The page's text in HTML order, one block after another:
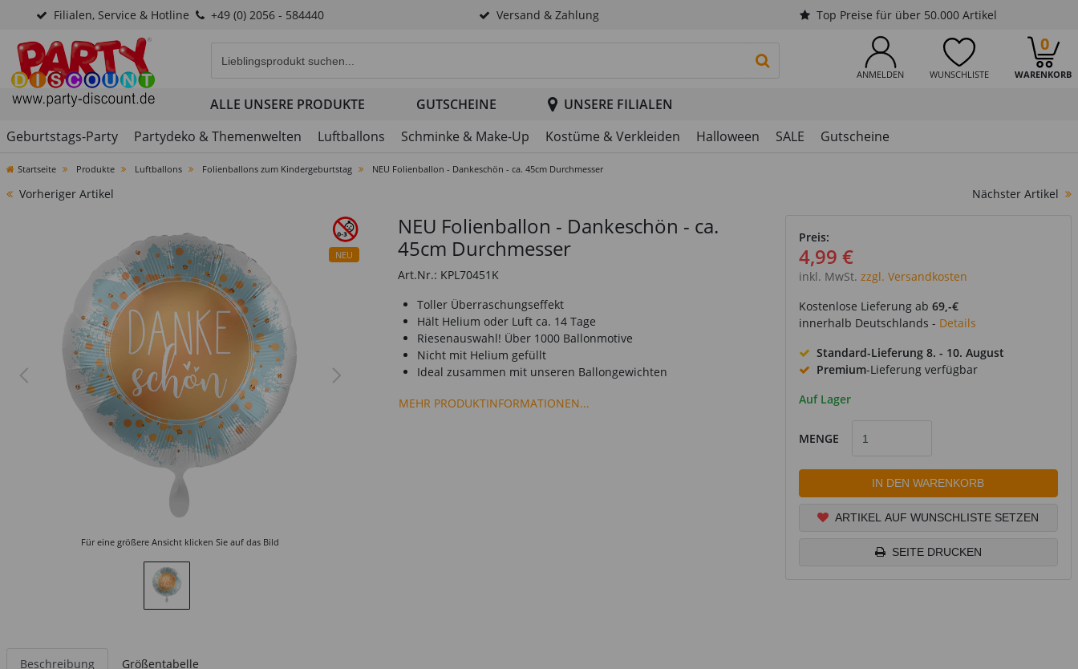
Filialen, Service & Hotline +49 (0) 2056 - 584440 Versand & Zahlung Top Preise für über 50.000 Artikel
ANMELDEN WUNSCHLISTE WARENKORB
0
PRODUKTSUCHE STARTEN
ALLE UNSERE PRODUKTE GUTSCHEINE
UNSERE FILIALEN
Geburtstags-Party
Partydeko & Themenwelten Luftballons Schminke & Make-Up Kostüme & Verkleiden Halloween SALE Gutscheine
Startseite Produkte Luftballons Folienballons zum Kindergeburtstag NEU Folienballon - Dankeschön - ca. 45cm Durchmesser
Vorheriger Artikel Nächster Artikel
NEU
Für eine größere Ansicht klicken Sie auf das Bild
NEU Folienballon - Dankeschön - ca.
45cm Durchmesser
Art.Nr.: KPL70451K
Toller Überraschungseffekt
Hält Helium oder Luft ca. 14 Tage
Riesenauswahl! Über 1000 Ballonmotive
Nicht mit Helium gefüllt
Ideal zusammen mit unseren Ballongewichten
MEHR PRODUKTINFORMATIONEN...
Preis:
4,99 €
inkl. MwSt. zzgl. Versandkosten
Kostenlose Lieferung ab 69,-€
innerhalb Deutschlands - Details
Standard-Lieferung 8. - 10. August
Premium-Lieferung verfügbar
Auf Lager
MENGE
IN DEN WARENKORB
ARTIKEL AUF WUNSCHLISTE SETZEN
SEITE DRUCKEN
Beschreibung Größentabelle